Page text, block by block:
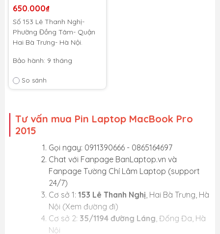
650.000₫
Số 153 Lê Thanh Nghị-
Phường Đồng Tâm- Quận
Hai Bà Trưng- Hà Nội.
Bảo hành: 9 tháng
So sánh
Tư vấn mua Pin Laptop MacBook Pro
2015
Gọi ngay: 0911390666 - 0865164697
Chat với Fanpage BanLaptop.vn và
Fanpage Tường Chí Lâm Laptop (support
24/7)
Cơ sở 1: 153 Lê Thanh Nghị, Hai Bà Trưng, Hà
Nội (Xem đường đi)
Cơ sở 2: 35/1194 đường Láng, Đống Đa, Hà
Nội